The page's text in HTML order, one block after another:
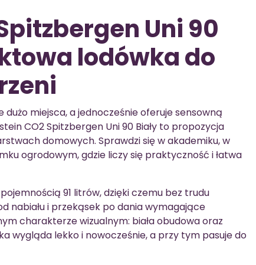
Uni 90
lodówka do
dużo miejsca, a jednocześnie oferuje sensowną
CO2 Spitzbergen Uni 90 Biały to propozycja
domowych. Sprawdzi się w akademiku, w
ogrodowym, gdzie liczy się praktyczność i łatwa
91 litrów, dzięki czemu bez trudu
nabiału i przekąsek po dania wymagające
charakterze wizualnym: biała obudowa oraz
wygląda lekko i nowocześnie, a przy tym pasuje do